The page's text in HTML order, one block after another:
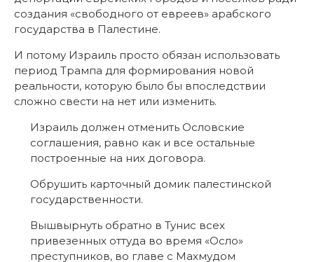
создания «свободного от евреев» арабского
государства в Палестине.
И потому Израиль просто обязан использовать
период Трампа для формирования новой
реальности, которую было бы впоследствии
сложно свести на нет или изменить.
Израиль должен отменить Ословские
соглашения, равно как и все остальные
построенные на них договора.
Обрушить карточный домик палестинской
государственности.
Вышвырнуть обратно в Тунис всех
привезенных оттуда во время «Осло»
преступников, во главе с Махмудом